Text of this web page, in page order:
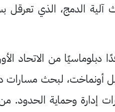
آلية الدمج، الذي
من الاتحاد
أونماخت، لبحث
إدارة وحماية